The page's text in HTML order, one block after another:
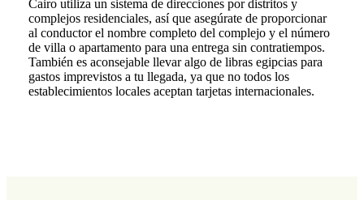
Cairo utiliza un sistema de direcciones por distritos y
complejos residenciales, así que asegúrate de proporcionar
al conductor el nombre completo del complejo y el número
de villa o apartamento para una entrega sin contratiempos.
También es aconsejable llevar algo de libras egipcias para
gastos imprevistos a tu llegada, ya que no todos los
establecimientos locales aceptan tarjetas internacionales.